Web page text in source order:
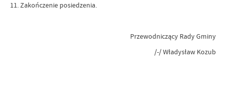
11. Zakończenie posiedzenia.
Przewodniczący Rady Gminy
/-/ Władysław Kozub